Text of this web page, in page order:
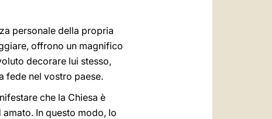
personale della propria
offrono un magnifico
decorare lui stesso,
fede nel vostro paese.
che la Chiesa è
In questo modo, lo